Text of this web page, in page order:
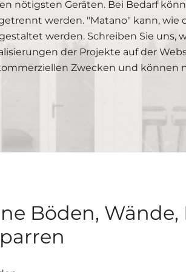
nötigsten Geräten. Bei Bedarf
werden. "Matano" kann, wie
werden. Schreiben Sie uns,
der Projekte auf der
Zwecken und können
Böden,